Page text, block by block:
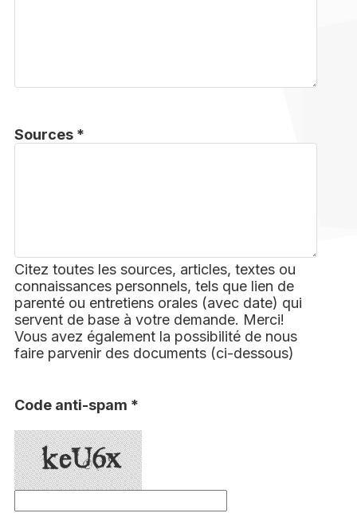
Sources *
Citez toutes les sources, articles, textes ou
connaissances personnels, tels que lien de
parenté ou entretiens orales (avec date) qui
servent de base à votre demande. Merci!
Vous avez également la possibilité de nous
faire parvenir des documents (ci-dessous)
Code anti-spam *